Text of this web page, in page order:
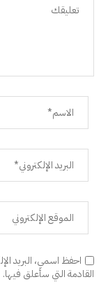
احفظ اسمي، البريد
القادمة التي سأعلق فيها.